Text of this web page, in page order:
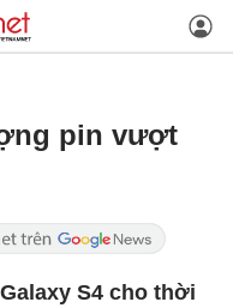
pin vượt
S4 cho thời